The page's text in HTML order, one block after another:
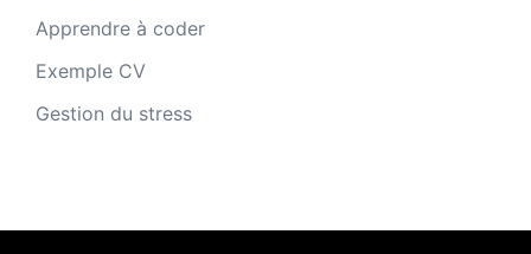
Apprendre à coder
Exemple CV
Gestion du stress